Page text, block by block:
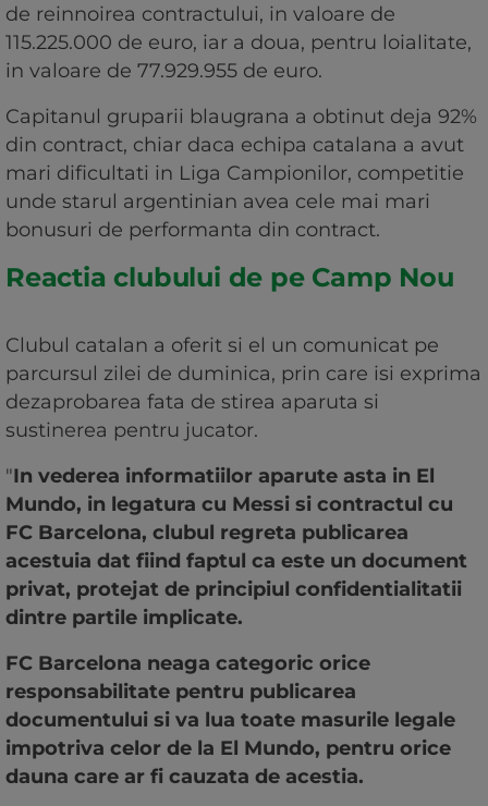
de reinnoirea contractului, in valoare de
115.225.000 de euro, iar a doua, pentru loialitate,
in valoare de 77.929.955 de euro.
Capitanul gruparii blaugrana a obtinut deja 92%
din contract, chiar daca echipa catalana a avut
mari dificultati in Liga Campionilor, competitie
unde starul argentinian avea cele mai mari
bonusuri de performanta din contract.
Reactia clubului de pe Camp Nou
Clubul catalan a oferit si el un comunicat pe
parcursul zilei de duminica, prin care isi exprima
dezaprobarea fata de stirea aparuta si
sustinerea pentru jucator.
"In vederea informatiilor aparute asta in El
Mundo, in legatura cu Messi si contractul cu
FC Barcelona, clubul regreta publicarea
acestuia dat fiind faptul ca este un document
privat, protejat de principiul confidentialitatii
dintre partile implicate.
FC Barcelona neaga categoric orice
responsabilitate pentru publicarea
documentului si va lua toate masurile legale
impotriva celor de la El Mundo, pentru orice
dauna care ar fi cauzata de acestia.